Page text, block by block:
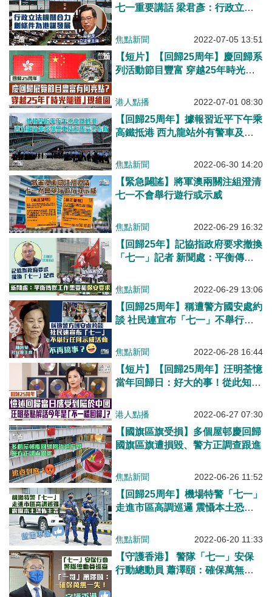
七一重要講話 梁君彥：行政立法
焦點新聞 2022-07-05 13:51
【短片】【回歸25周年】慶回歸系
列活動節目豐富 穿越25年時光隧
委會會長范榮彰：表達祖國愛香
港人點播 2022-07-01 08:30
【回歸25周年】據報習近平下午乘
高鐵抵港 西九龍站外有警車及水
焦點新聞 2022-06-30 14:20
【緊急闢謠】將軍澳兩關注組澄清
七一不會舉行遊行或示威
焦點新聞 2022-06-29 16:32
【回歸25年】記協指政府要求撤換
「七一」記者 新聞處：平衡傳媒
焦點新聞 2022-06-29 13:06
【回歸25周年】稱遭警方國安處約
談 社民連宣布「七一」不舉行任
焦點新聞 2022-06-28 16:44
【短片】【回歸25周年】汪明荃憶
當年回歸日：好大的事！從此知道
變化、今年將迎「不一樣回歸」
港人點播 2022-06-27 07:30
【國旗區旗受損】多個屋邨慶回歸
國旗區旗遭損毀、警方正調查跟進
焦點新聞 2022-06-26 11:52
【回歸25周年】機場特警「七一」
走進市區高調巡邏 震懾本土恐怖
焦點新聞 2022-06-20 11:33
【守護香港】 警隊「七一」安保
行動總動員 蕭澤頤：確保萬無一